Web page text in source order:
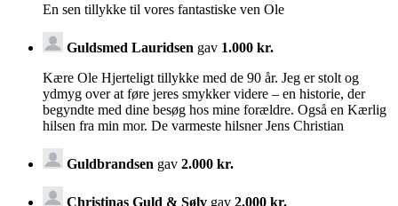
En sen tillykke til vores fantastiske ven Ole
Guldsmed Lauridsen gav 1.000 kr.
Kære Ole Hjerteligt tillykke med de 90 år. Jeg er stolt og
ydmyg over at føre jeres smykker videre – en historie, der
begyndte med dine besøg hos mine forældre. Også en Kærlig
hilsen fra min mor. De varmeste hilsner Jens Christian
Guldbrandsen gav 2.000 kr.
Christinas Guld & Sølv gav 2.000 kr.